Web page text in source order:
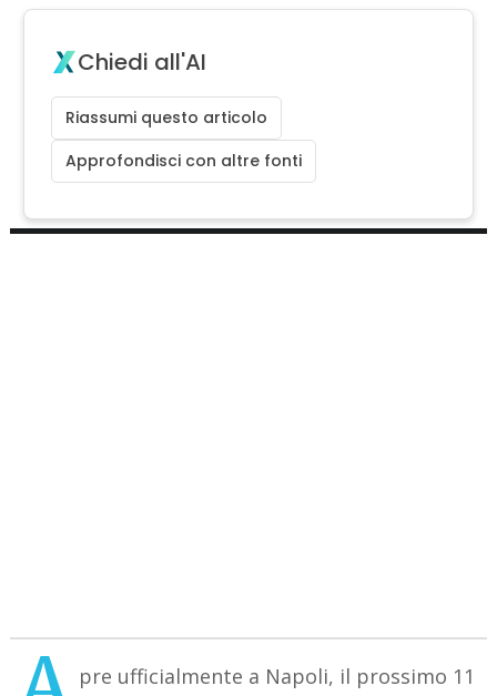
Chiedi all'AI
Riassumi questo articolo
Approfondisci con altre fonti
pre ufficialmente a Napoli, il prossimo 11